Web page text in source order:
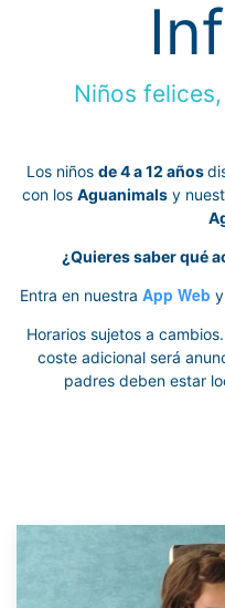
Niños
Los niños de 4 a 12 años
con los Aguanimalsy
¿Quieres saber qué
Entra en nuestra App Web
Horarios sujetos a
coste adicional será
padres deben estar